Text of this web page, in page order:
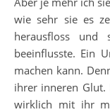
wie sehr sie es
herausfloss
beeinflusste. Ein
machen kann.
ihrer inneren Glut.
wirklich mit ihr